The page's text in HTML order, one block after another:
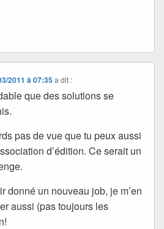
2011 à 07:35 a dit :
que des solutions se
pas de vue que tu peux aussi
d’édition. Ce serait un
donné un nouveau job, je m’en
aussi (pas toujours les